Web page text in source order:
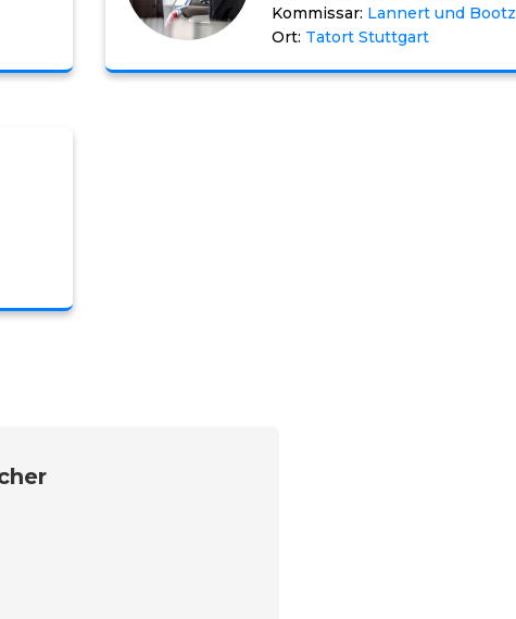
Kommissar: Lannert und Bootz
Ort: Tatort Stuttgart